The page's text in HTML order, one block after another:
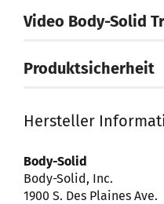
Video Body-Solid
Produktsicherheit
Hersteller
Body-Solid
Body-Solid, Inc.
1900 S. Des Plaines Ave.